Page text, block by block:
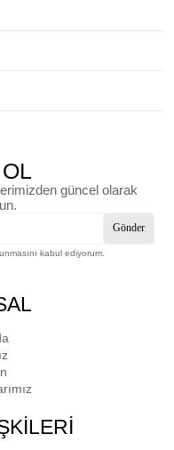
güncel olarak
Gönder
kabul ediyorum.